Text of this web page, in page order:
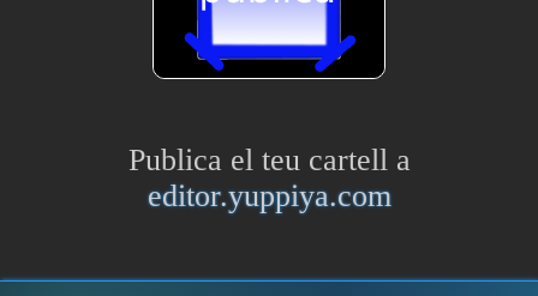
Publica el teu cartell a
editor.yuppiya.com